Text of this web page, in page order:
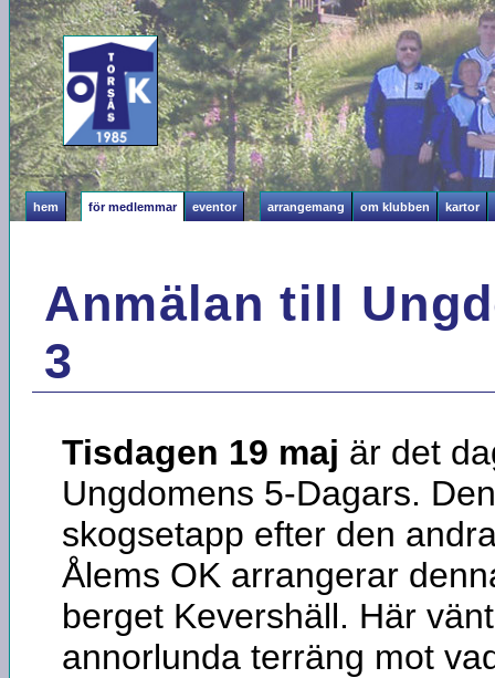
hem för medlemmar eventor arrangemang om klubben kartor
Anmälan till
3
Tisdagen 19 maj är det
Ungdomens 5-Dagars.
skogsetapp efter den
Ålems OK arrangerar
berget Kevershäll. Här
annorlunda terräng mot